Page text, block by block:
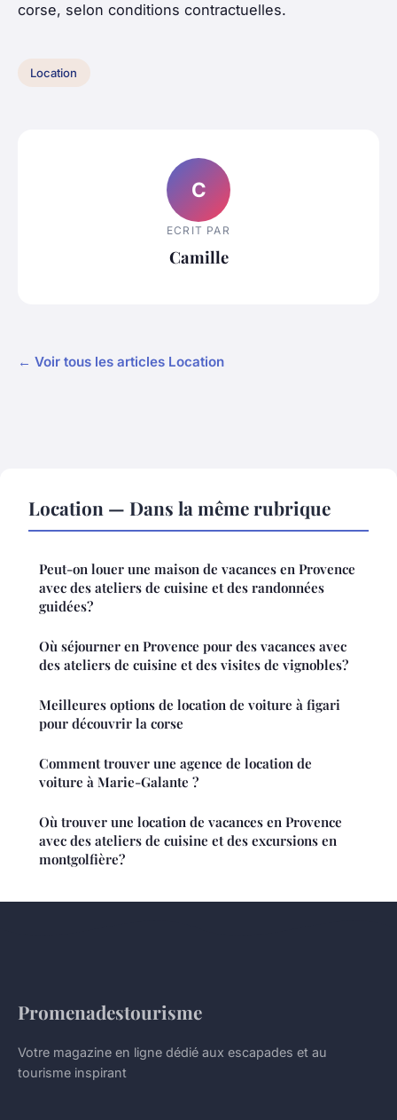
corse, selon conditions contractuelles.
Location
C
ECRIT PAR
Camille
← Voir tous les articles Location
Location — Dans la même rubrique
Peut-on louer une maison de vacances en Provence
avec des ateliers de cuisine et des randonnées
guidées?
Où séjourner en Provence pour des vacances avec
des ateliers de cuisine et des visites de vignobles?
Meilleures options de location de voiture à figari
pour découvrir la corse
Comment trouver une agence de location de
voiture à Marie-Galante ?
Où trouver une location de vacances en Provence
avec des ateliers de cuisine et des excursions en
montgolfière?
Promenadestourisme
Votre magazine en ligne dédié aux escapades et au
tourisme inspirant